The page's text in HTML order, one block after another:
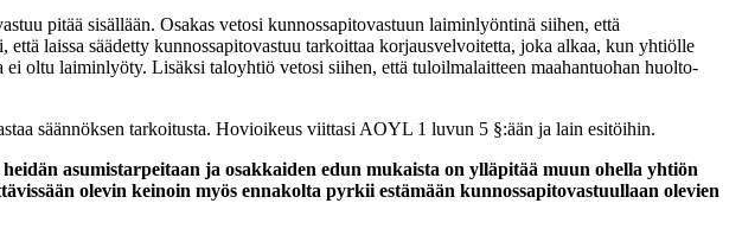
pitää sisällään. Osakas vetosi kunnossapitovastuun laiminlyöntinä siihen, että
laissa säädetty kunnossapitovastuu tarkoittaa korjausvelvoitetta, joka alkaa, kun yhtiölle
oltu laiminlyöty. Lisäksi taloyhtiö vetosi siihen, että tuloilmalaitteen maahantuohan huolto-
säännöksen tarkoitusta. Hovioikeus viittasi AOYL 1 luvun 5 §:ään ja lain esitöihin.
asumistarpeitaan ja osakkaiden edun mukaista on ylläpitää muun ohella yhtiön
olevin keinoin myös ennakolta pyrkii estämään kunnossapitovastuullaan olevien